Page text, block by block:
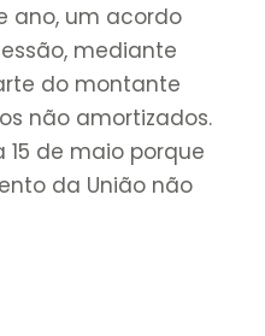
ano, um acordo
mediante
do montante
não amortizados.
de maio porque
da União não